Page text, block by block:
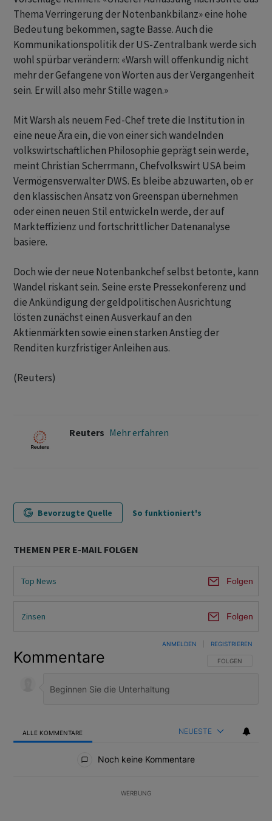
Thema Verringerung der Notenbankbilanz» eine hohe
Bedeutung bekommen, sagte Basse. Auch die
Kommunikationspolitik der US-Zentralbank werde sich
wohl spürbar verändern: «Warsh will offenkundig nicht
mehr der Gefangene von Worten aus ‌der Vergangenheit
sein. Er will also mehr Stille wagen.»
Mit Warsh als neuem Fed-Chef trete die Institution in
eine neue Ära ein, ​die von einer sich wandelnden
volkswirtschaftlichen Philosophie geprägt sein werde,
meint Christian Scherrmann, Chefvolkswirt USA beim
Vermögensverwalter DWS. Es bleibe abzuwarten, ob er
den klassischen Ansatz von Greenspan übernehmen
oder einen neuen Stil entwickeln werde, der auf
Markteffizienz und fortschrittlicher Datenanalyse
basiere.
Doch wie der neue Notenbankchef selbst betonte, kann
Wandel riskant sein. Seine erste Pressekonferenz und
die Ankündigung der geldpolitischen Ausrichtung
lösten zunächst einen Ausverkauf an den
‌Aktienmärkten sowie einen starken Anstieg der
Renditen kurzfristiger ​Anleihen aus.
(Reuters)
Reuters Mehr erfahren
Bevorzugte Quelle So funktioniert's
THEMEN PER E-MAIL FOLGEN
Top News Folgen
Zinsen Folgen
Kommentare FOLGE DIESER
FOLGEN
ANMELDEN REGISTRIEREN
ALLE KOMMENTARE NEUESTE
Noch keine Kommentare
WERBUNG